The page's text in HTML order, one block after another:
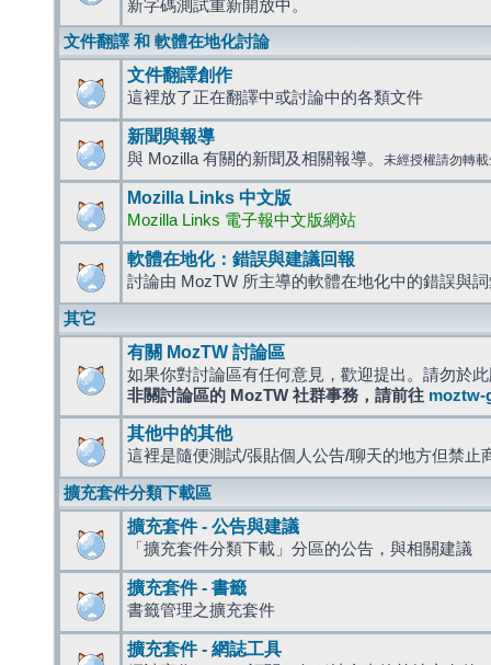
新字碼測試重新開放中。
文件翻譯 和 軟體在地化討論
文件翻譯創作
這裡放了正在翻譯中或討論中的各類文件
新聞與報導
與 Mozilla 有關的新聞及相關報導。 未經授權請勿轉
Mozilla Links 中文版
Mozilla Links 電子報中文版網站
軟體在地化：錯誤與建議回報
討論由 MozTW 所主導的軟體在地化中的錯誤與
其它
有關 MozTW 討論區
如果你對討論區有任何意見，歡迎提出。請勿於
非關討論區的 MozTW 社群事務，請前往 moztw-
其他中的其他
這裡是隨便測試/張貼個人公告/聊天的地方但禁止
擴充套件分類下載區
擴充套件 - 公告與建議
「擴充套件分類下載」分區的公告，與相關建議
擴充套件 - 書籤
書籤管理之擴充套件
擴充套件 - 網誌工具